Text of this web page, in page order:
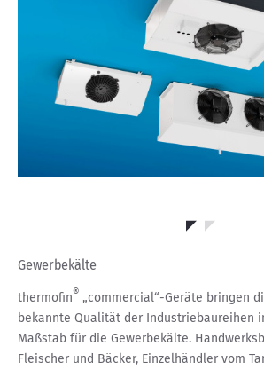
Gewerbekälte
thermofin® „commercial“-Geräte bringen
bekannte Qualität der Industriebaureihen
Maßstab für die Gewerbekälte.
Fleischer und Bäcker, Einzelhändler vom